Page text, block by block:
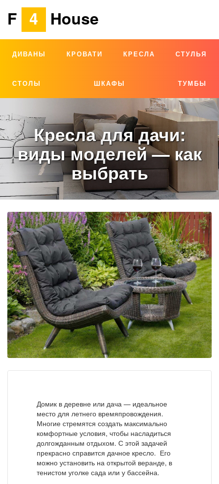
F 4 House
ДИВАНЫ КРОВАТИ КРЕСЛА СТУЛЬЯ
СТОЛЫ ШКАФЫ ТУМБЫ
Кресла для дачи:
виды моделей — как
выбрать
Домик в деревне или дача — идеальное
место для летнего времяпровождения.
Многие стремятся создать максимально
комфортные условия, чтобы насладиться
долгожданным отдыхом. С этой задачей
прекрасно справится дачное кресло. Его
можно установить на открытой веранде, в
тенистом уголке сада или у бассейна.